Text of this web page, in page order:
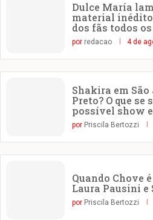
Dulce María
material inédito
dos fãs todos os
por redacao 4 de
Shakira em São
Preto? O que se
possível show
por Priscila Bertozzi
Quando Chove
Laura Pausini e
por Priscila Bertozzi